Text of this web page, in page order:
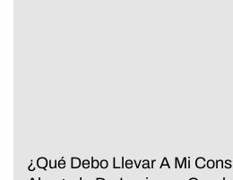
¿Qué Debo Llevar A Mi